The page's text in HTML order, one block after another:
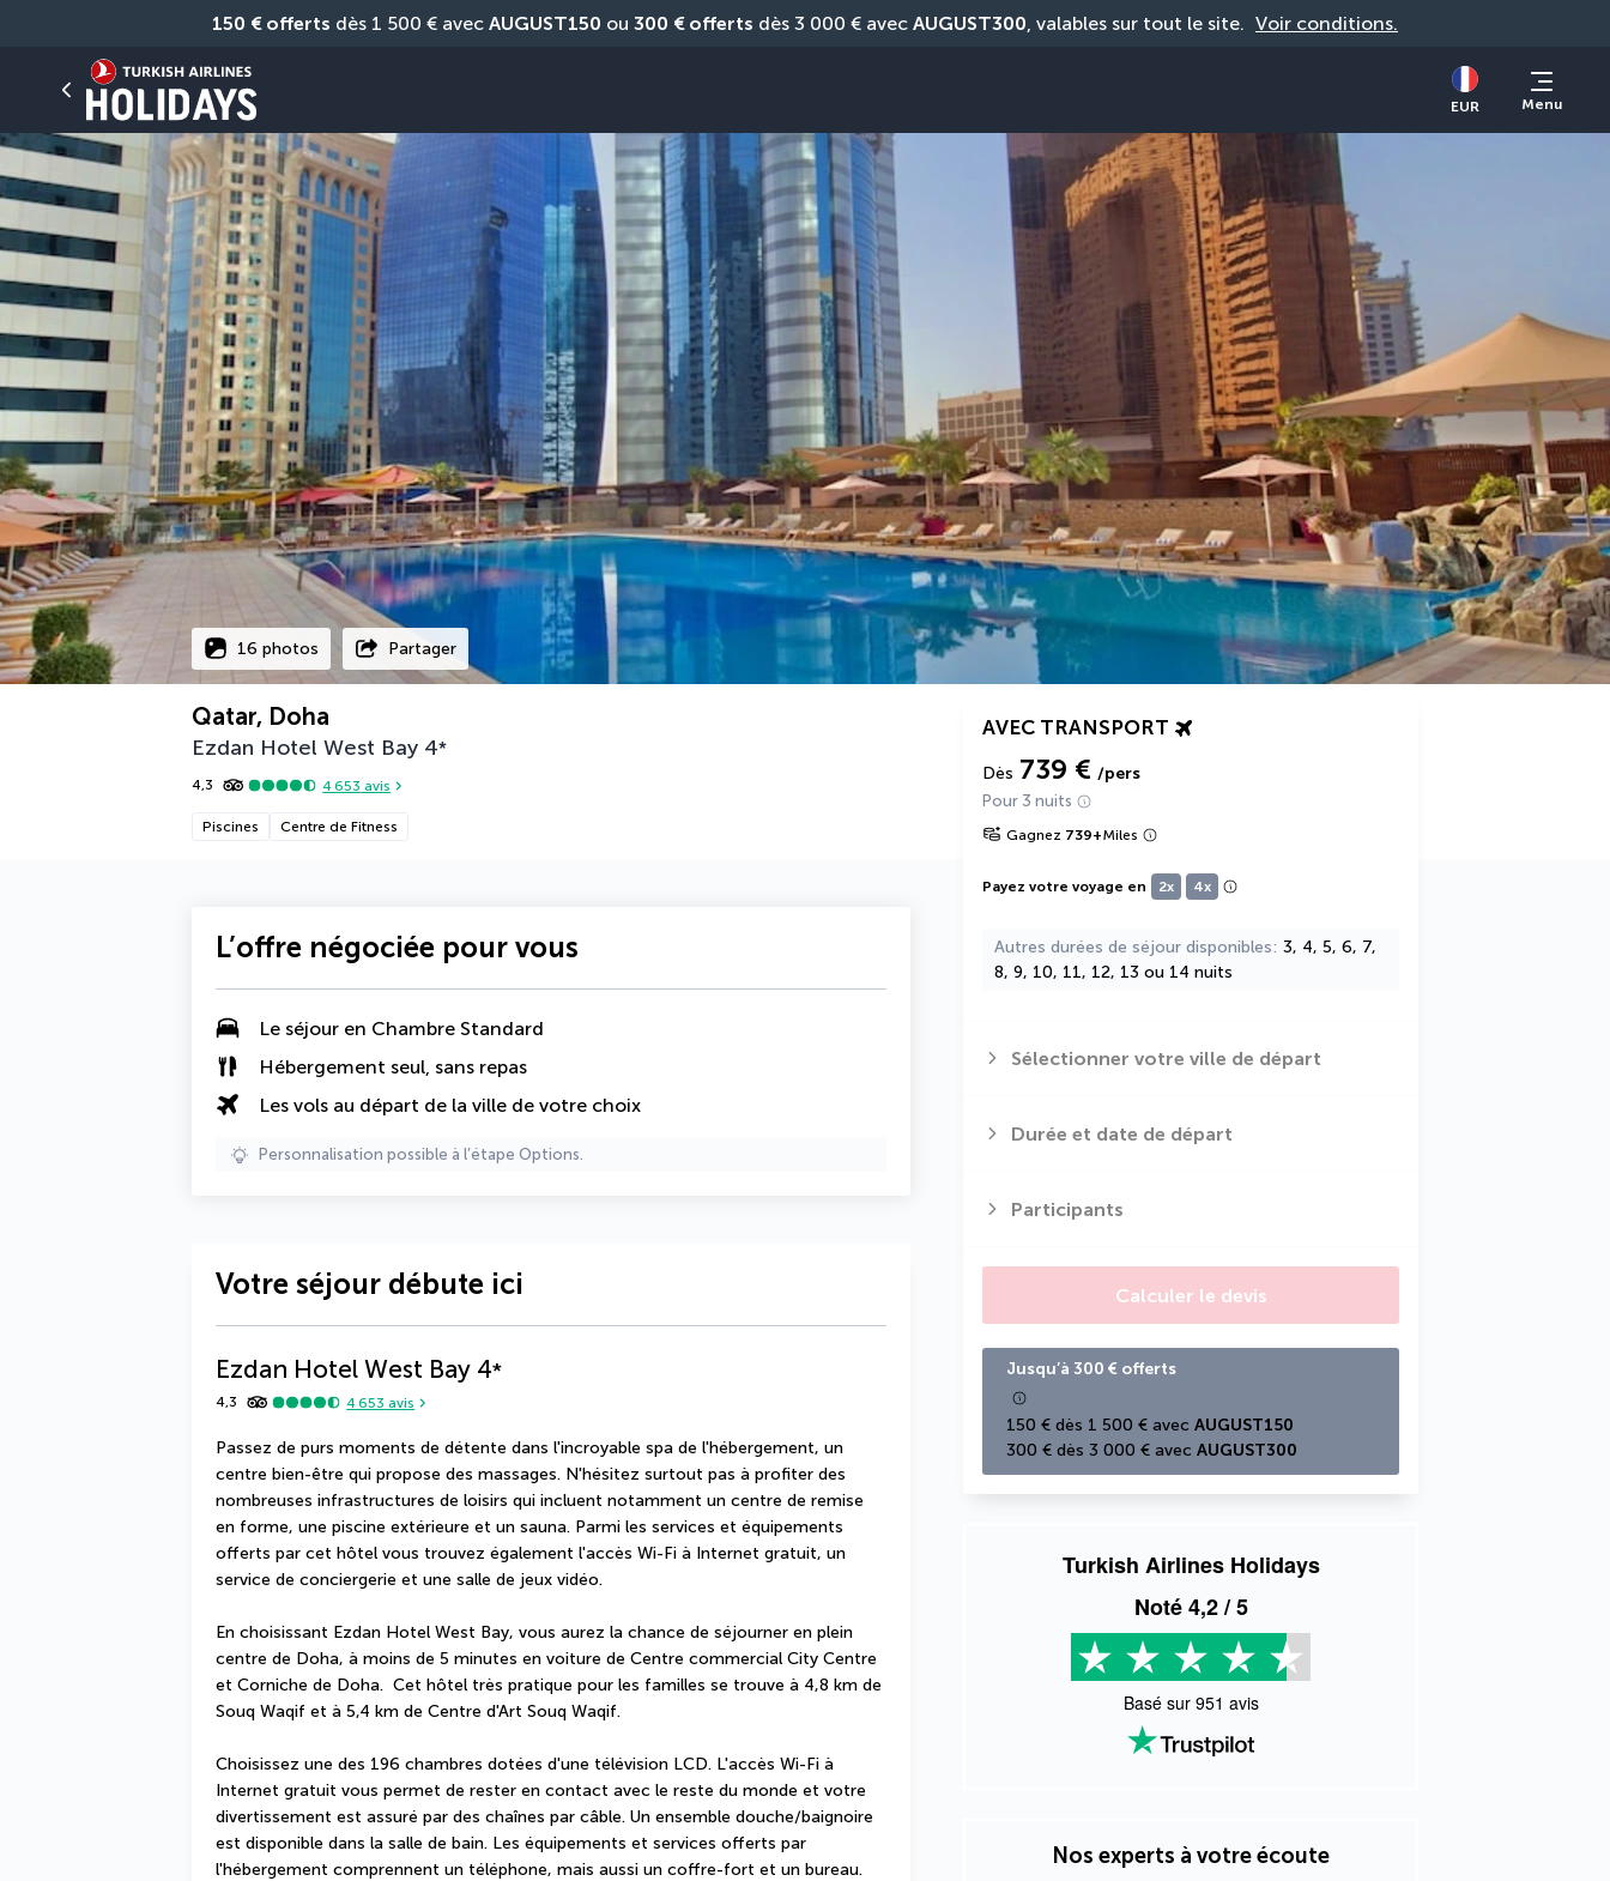
150 € offerts dès 1 500 € avec AUGUST150 ou 300 € offerts dès 3 000 € avec AUGUST300, valables sur tout le site. Voir conditions.
EUR Menu
16 photos Partager
Qatar, Doha
Ezdan Hotel West Bay 4*
4,3 4 653 avis
Piscines Centre de Fitness
AVEC TRANSPORT
Dès 739 € /pers
Pour 3 nuits
Gagnez 739+Miles
Payez votre voyage en 2x 4x
Autres durées de séjour disponibles 3, 4, 5, 6, 7,
8, 9, 10, 11, 12, 13 ou 14 nuits
Sélectionner votre ville de départ
Durée et date de départ
Participants
Calculer le devis
Jusqu’à 300 € offerts
150 € dès 1 500 € avec AUGUST150
300 € dès 3 000 € avec AUGUST300
Turkish Airlines Holidays
Noté4,2/ 5
Basé sur 951 avis
Nos experts à votre écoute
L’offre négociée pour vous
Le séjour en Chambre Standard
Hébergement seul, sans repas
Les vols au départ de la ville de votre choix
Personnalisation possible à l’étape Options.
Votre séjour débute ici
Ezdan Hotel West Bay 4*
4,3 4 653 avis
Passez de purs moments de détente dans l'incroyable spa de l'hébergement, un
centre bien-être qui propose des massages. N'hésitez surtout pas à profiter des
nombreuses infrastructures de loisirs qui incluent notamment un centre de remise
en forme, une piscine extérieure et un sauna. Parmi les services et équipements
offerts par cet hôtel vous trouvez également l'accès Wi-Fi à Internet gratuit, un
service de conciergerie et une salle de jeux vidéo.
En choisissant Ezdan Hotel West Bay, vous aurez la chance de séjourner en plein
centre de Doha, à moins de 5 minutes en voiture de Centre commercial City Centre
et Corniche de Doha.  Cet hôtel très pratique pour les familles se trouve à 4,8 km de
Souq Waqif et à 5,4 km de Centre d'Art Souq Waqif.
Choisissez une des 196 chambres dotées d'une télévision LCD. L'accès Wi-Fi à
Internet gratuit vous permet de rester en contact avec le reste du monde et votre
divertissement est assuré par des chaînes par câble. Un ensemble douche/baignoire
est disponible dans la salle de bain. Les équipements et services offerts par
l'hébergement comprennent un téléphone, mais aussi un coffre-fort et un bureau.